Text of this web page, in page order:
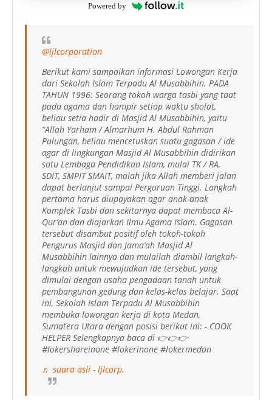
Powered by
@ljlcorporation
Berikut kami sampaikan informasi Lowongan Kerja
dari Sekolah Islam Terpadu Al Musabbihin. PADA
TAHUN 1996: Seorang tokoh warga tasbi yang taat
pada agama dan hampir setiap waktu sholat,
beliau setia hadir di Masjid Al Musabbihin, yaitu
“Allah Yarham / Almarhum H. Abdul Rahman
Pulungan, beliau mencetuskan suatu gagasan / ide
agar di lingkungan Masjid Al Musabbihin didirikan
satu Lembaga Pendidikan Islam, mulai TK / RA,
SDIT, SMPIT SMAIT, malah jika Allah memberi jalan
dapat berlanjut sampai Perguruan Tinggi. Langkah
pertama harus diupayakan agar anak-anak
Komplek Tasbi dan sekitarnya dapat membaca Al-
Qur’an dan diajarkan Ilmu Agama Islam. Gagasan
tersebut disambut positif oleh tokoh-tokoh
Pengurus Masjid dan Jama’ah Masjid Al
Musabbihin lainnya dan mulailah diambil langkah-
langkah untuk mewujudkan ide tersebut, yang
dimulai dengan usaha pengadaan tanah untuk
pembangunan gedung dan kelas-kelas belajar. Saat
ini, Sekolah Islam Terpadu Al Musabbihin
membuka lowongan kerja di kota Medan,
Sumatera Utara dengan posisi berikut ini: - COOK
HELPER Selengkapnya baca di 👉👉👉
#lokershareinone #lokerinone #lokermedan
♬ suara asli - ljlcorp.